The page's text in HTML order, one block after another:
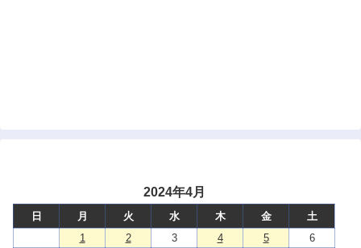
2024年4月
日 月 火 水 木 金
土
1
2 3 4 5
6